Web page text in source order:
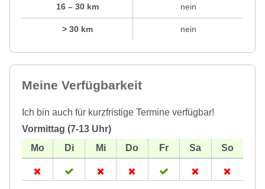
16 – 30 km
> 30 km
nein
nein
Meine Verfügbarkeit
Ich bin auch für kurzfristige Termine verfügbar!
Vormittag (7-13 Uhr)